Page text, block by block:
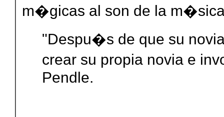
m�gicas al son de la
"Despu�s de que su
crear su propia novia e
Pendle.